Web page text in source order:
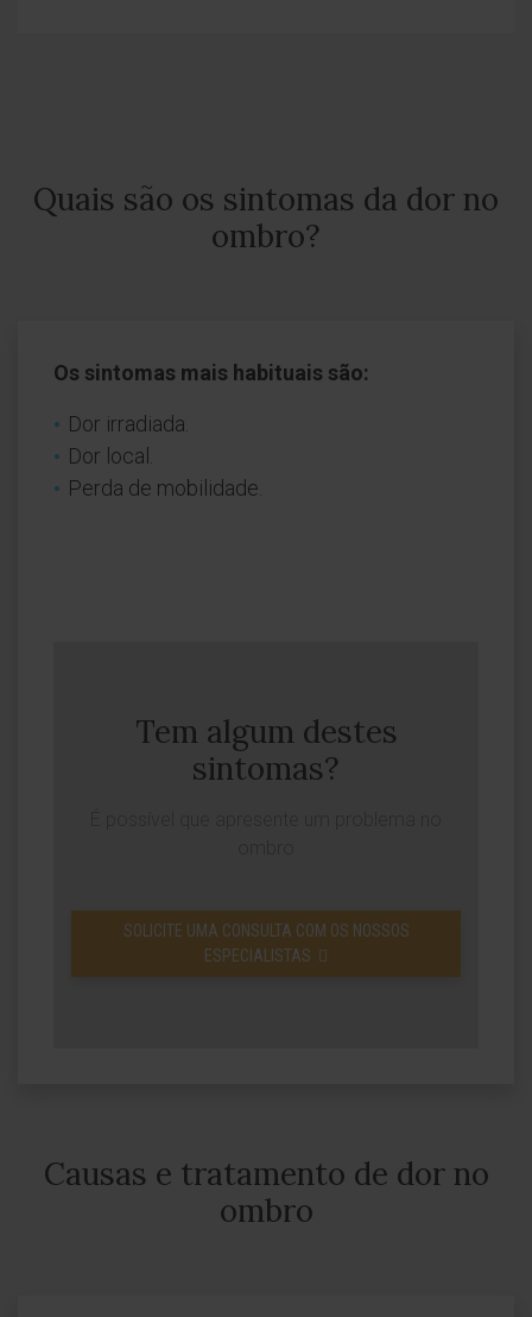
Quais são os sintomas da dor no
ombro?
Os sintomas mais habituais são:
Dor irradiada.
Dor local.
Perda de mobilidade.
Tem algum destes
sintomas?
SOLICITE UMA CONSULTA COM OS NOSSOS
ESPECIALISTAS
Causas e tratamento de dor no
ombro